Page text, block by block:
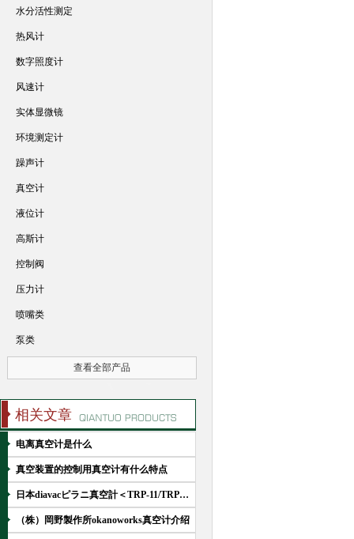
水分活性测定
热风计
数字照度计
风速计
实体显微镜
环境测定计
躁声计
真空计
液位计
高斯计
控制阀
压力计
喷嘴类
泵类
查看全部产品
相关文章
电离真空计是什么
真空装置的控制用真空计有什么特点
日本diavacピラニ真空計＜TRP-11/TRP-11SP＞
（株）岡野製作所okanoworks真空计介绍